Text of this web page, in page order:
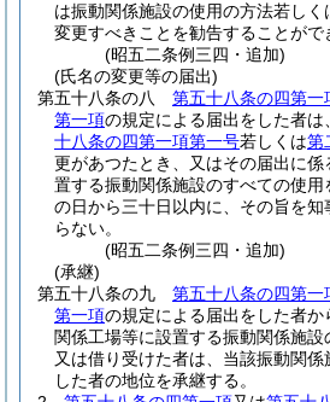
は振動関係施設の使用の方法若し
変更すべきことを勧告することがで
(昭五二条例三四・追加)
(氏名の変更等の届出)
第五十八条の八
第五十八条の四第一
第一項の規定による届出をした者は
十八条の四第一項第一号若しくは第
更があつたとき、又はその届出に
置する振動関係施設のすべての使
の日から三十日以内に、その旨を
らない。
(昭五二条例三四・追加)
(承継)
第五十八条の九
第五十八条の四第一
第一項の規定による届出をした者
関係工場等に設置する振動関係施設
又は借り受けた者は、当該振動関
した者の地位を承継する。